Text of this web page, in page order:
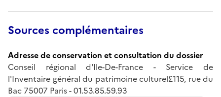
Sources complémentaires
Adresse de conservation et consultation du dossier
Conseil régional d'Ile-De-France - Service de
l'Inventaire général du patrimoine culturel£115, rue du
Bac 75007 Paris - 01.53.85.59.93